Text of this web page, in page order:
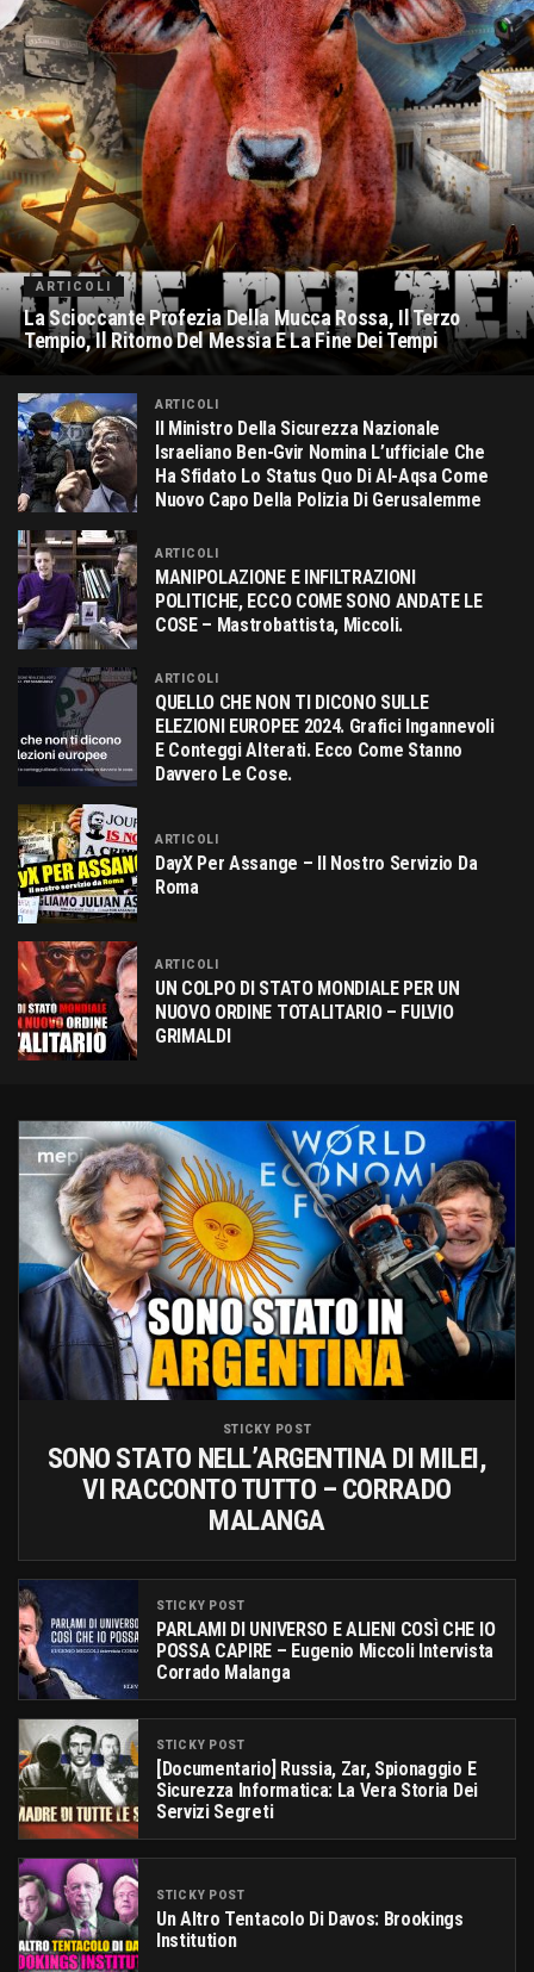
ARTICOLI
La Scioccante Profezia Della Mucca Rossa, Il Terzo
Tempio, Il Ritorno Del Messia E La Fine Dei Tempi
ARTICOLI
Il Ministro Della Sicurezza Nazionale
Israeliano Ben-Gvir Nomina L’ufficiale Che
Ha Sfidato Lo Status Quo Di Al-Aqsa Come
Nuovo Capo Della Polizia Di Gerusalemme
ARTICOLI
MANIPOLAZIONE E INFILTRAZIONI
POLITICHE, ECCO COME SONO ANDATE LE
COSE – Mastrobattista, Miccoli.
ARTICOLI
QUELLO CHE NON TI DICONO SULLE
ELEZIONI EUROPEE 2024. Grafici Ingannevoli
E Conteggi Alterati. Ecco Come Stanno
Davvero Le Cose.
ARTICOLI
DayX Per Assange – Il Nostro Servizio Da
Roma
ARTICOLI
UN COLPO DI STATO MONDIALE PER UN
NUOVO ORDINE TOTALITARIO – FULVIO
GRIMALDI
STICKY POST
SONO STATO NELL’ARGENTINA DI MILEI,
VI RACCONTO TUTTO – CORRADO
MALANGA
STICKY POST
PARLAMI DI UNIVERSO E ALIENI COSÌ CHE IO
POSSA CAPIRE – Eugenio Miccoli Intervista
Corrado Malanga
STICKY POST
[documentario] Russia, Zar, Spionaggio E
Sicurezza Informatica: La Vera Storia Dei
Servizi Segreti
STICKY POST
Un Altro Tentacolo Di Davos: Brookings
Institution